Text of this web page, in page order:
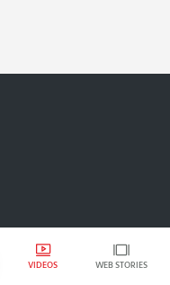
VIDEOS WEB STORIES